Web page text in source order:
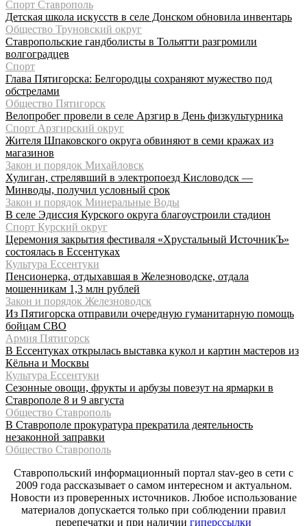
Спорт Ставрополь
Детская школа искусств в селе Донском обновила инвентарь
Общество Труновский округ
Ставропольские гандболисты в Тольятти разгромили
волгоградцев
Спорт
Глава Пятигорска: Белгородцы сохраняют мужество под
обстрелами
Общество Пятигорск
Велопробег провели в селе Арзгир в День физкультурника
Спорт Арзгирский округ
Жителя Шпаковского округа обвиняют в семи кражах из
магазинов
Закон и порядок Михайловск
Хулиган, стрелявший в электропоезд Кисловодск —
Минводы, получил условный срок
Закон и порядок Минеральные Воды
В селе Эдиссия Курского округа благоустроили стадион
Спорт Курский округ
Церемония закрытия фестиваля «Хрустальный ИсточникЪ»
состоялась в Ессентуках
Культура Ессентуки
Пенсионерка, отдыхавшая в Железноводске, отдала
мошенникам 1,3 млн рублей
Закон и порядок Железноводск
Из Пятигорска отправили очередную гуманитарную помощь
бойцам СВО
Армия Пятигорск
В Ессентуках открылась выставка кукол и картин мастеров из
Кёльна и Москвы
Культура Ессентуки
Сезонные овощи, фрукты и арбузы повезут на ярмарки в
Ставрополе 8 и 9 августа
Общество Ставрополь
В Ставрополе прокуратура прекратила деятельность
незаконной заправки
Общество Ставрополь
Ставропольский информационный портал stav-geo в сети с
2009 года рассказывает о самом интересном и актуальном.
Новости из проверенных источников. Любое использование
материалов допускается только при соблюдении правил
перепечатки и при наличии гиперссылки